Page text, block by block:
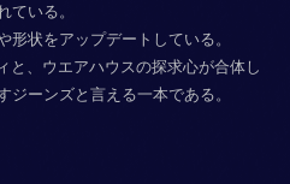
ている。
形状をアップデートしている。
と、ウエアハウスの探求心が合体し
ジーンズと言える一本である。